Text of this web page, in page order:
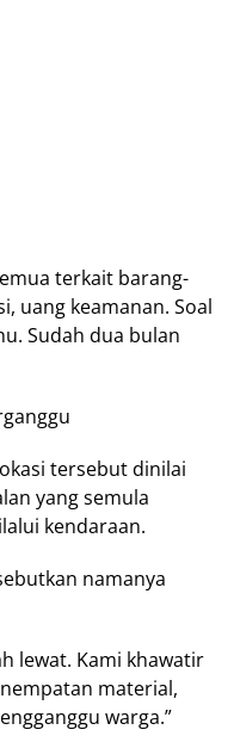
terkait barang-
uang keamanan. Soal
Sudah dua bulan
tersebut dinilai
yang semula
kendaraan.
namanya
lewat. Kami khawatir
material,
warga.”